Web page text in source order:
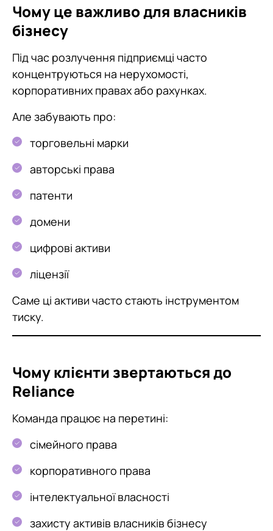
Чому це важливо для власників
бізнесу
Під час розлучення підприємці часто
концентруються на нерухомості,
корпоративних правах або рахунках.
Але забувають про:
торговельні марки
авторські права
патенти
домени
цифрові активи
ліцензії
Саме ці активи часто стають інструментом
тиску.
Чому клієнти звертаються до
Reliance
Команда працює на перетині:
сімейного права
корпоративного права
інтелектуальної власності
захисту активів власників бізнесу